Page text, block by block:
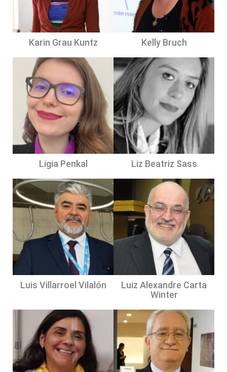
Karin Grau Kuntz Kelly Bruch
Ligia Penkal Liz Beatriz Sass
Luis Villarroel Vilalón
Luiz Alexandre Carta
Winter